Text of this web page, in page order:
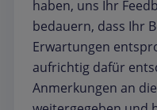
haben, uns Ihr
bedauern, dass Ihr
Erwartungen
aufrichtig dafür
Anmerkungen an